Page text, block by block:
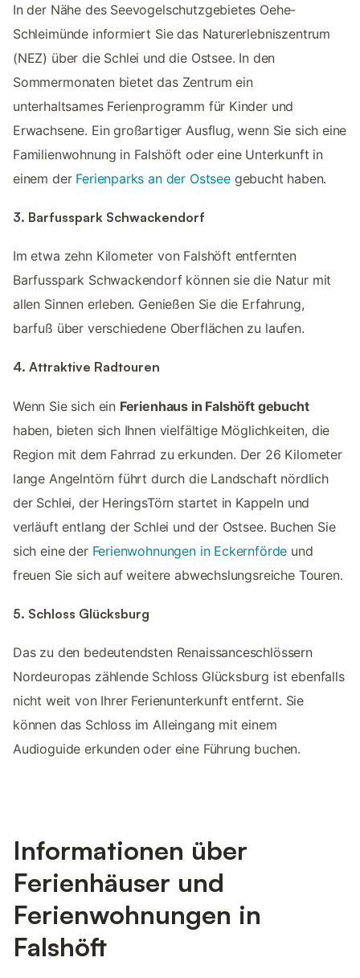
In der Nähe des Seevogelschutzgebietes Oehe-
Schleimünde informiert Sie das Naturerlebniszentrum
(NEZ) über die Schlei und die Ostsee. In den
Sommermonaten bietet das Zentrum ein
unterhaltsames Ferienprogramm für Kinder und
Erwachsene. Ein großartiger Ausflug, wenn Sie sich eine
Familienwohnung in Falshöft oder eine Unterkunft in
einem der Ferienparks an der Ostseegebucht haben.
3. Barfusspark Schwackendorf
Im etwa zehn Kilometer von Falshöft entfernten
Barfusspark Schwackendorf können sie die Natur mit
allen Sinnen erleben. Genießen Sie die Erfahrung,
barfuß über verschiedene Oberflächen zu laufen.
4. Attraktive Radtouren
Wenn Sie sich ein Ferienhaus in Falshöft gebucht
haben, bieten sich Ihnen vielfältige Möglichkeiten, die
Region mit dem Fahrrad zu erkunden. Der 26 Kilometer
lange Angelntörn führt durch die Landschaft nördlich
der Schlei, der HeringsTörn startet in Kappeln und
verläuft entlang der Schlei und der Ostsee. Buchen Sie
sich eine der Ferienwohnungen in Eckernförde und
freuen Sie sich auf weitere abwechslungsreiche Touren.
5. Schloss Glücksburg
Das zu den bedeutendsten Renaissanceschlössern
Nordeuropas zählende Schloss Glücksburg ist ebenfalls
nicht weit von Ihrer Ferienunterkunft entfernt. Sie
können das Schloss im Alleingang mit einem
Audioguide erkunden oder eine Führung buchen.
Informationen über
Ferienhäuser und
Ferienwohnungen in
Falshöft